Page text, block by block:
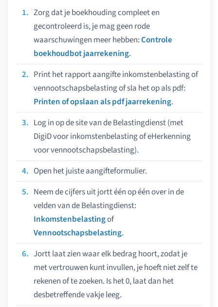
Zorg dat je boekhouding compleet en
gecontroleerd is, je mag geen rode
waarschuwingen meer hebben:Controle
boekhoudbot jaarrekening.
Print het rapport aangifte inkomstenbelasting of
vennootschapsbelasting of sla het op als pdf:
Printen of opslaan als pdf jaarrekening.
Log in op de site van de Belastingdienst (met
DigiD voor inkomstenbelasting of eHerkenning
voor vennootschapsbelasting).
Open het juiste aangifteformulier.
Neem de cijfers uit jortt één op één over in de
velden van de Belastingdienst:
Inkomstenbelastingof
Vennootschapsbelasting.
Jortt laat zien waar elk bedrag hoort, zodat je
met vertrouwen kunt invullen, je hoeft niet zelf te
rekenen of te zoeken. Is het 0, laat dan het
desbetreffende vakje leeg.